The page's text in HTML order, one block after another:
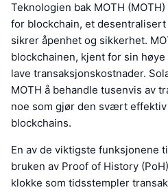
Teknologien bak MOTH
for blockchain, et
sikrer åpenhet og sikkerhet.
blockchainen, kjent for sin
lave transaksjonskostnader.
MOTH å behandle tusenvis av
noe som gjør den svært
blockchains.
En av de viktigste funksjonene
bruken av Proof of History
klokke som tidsstempler